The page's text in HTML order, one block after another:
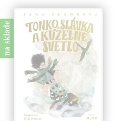
na sklade